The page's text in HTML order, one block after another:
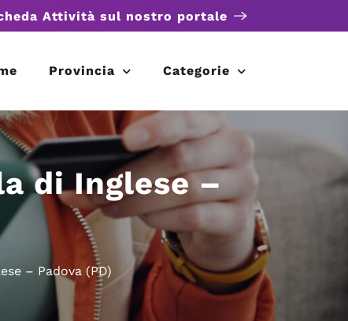
Attività sul nostro portale
Provincia Categorie
di Inglese –
– Padova (PD)